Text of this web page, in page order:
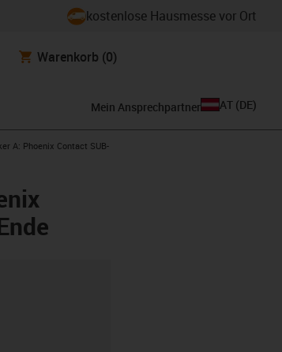
kostenlose Hausmesse vor Ort
Warenkorb (0)
Mein Ansprechpartner AT (DE)
A: Phoenix Contact SUB-